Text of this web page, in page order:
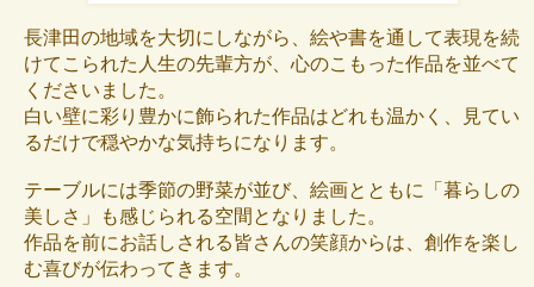
長津田の地域を大切にしながら、絵や書を通して表現を続
けてこられた人生の先輩方が、心のこもった作品を並べて
くださいました。
白い壁に彩り豊かに飾られた作品はどれも温かく、見てい
るだけで穏やかな気持ちになります。
テーブルには季節の野菜が並び、絵画とともに「暮らしの
美しさ」も感じられる空間となりました。
作品を前にお話しされる皆さんの笑顔からは、創作を楽し
む喜びが伝わってきます。